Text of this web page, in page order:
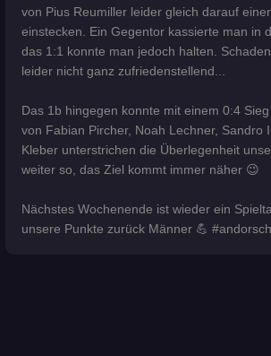
von Pius Reumiller leider gleich darauf
einstecken. Ein Gegentor kassierte man in
das 1:1 konnte man jedoch halten.
leider nicht ganz zufriedenstellend...
Das 1b hingegen konnte mit einem 0:4
von Fabian Pircher, Noah Lechner, Sandro
Kleber unterstrichen die Überlegenheit
weiter so, das Ziel kommt immer näher 😉
Nächstes Wochenende ist wieder ein
unsere Punkte zurück Männer 💪